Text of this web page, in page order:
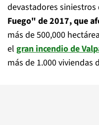
devastadores
Fuego" de 2017, que
más de 500,000
el gran incendio de
más de 1.000 viviendas